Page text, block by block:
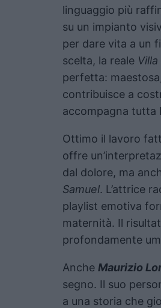
linguaggio più
su un impianto
per dare vita a un
scelta, la reale
perfetta:
contribuisce a
accompagna tutta
Ottimo il lavoro
offre
dal dolore, ma
Samuel. L’attrice
playlist emotiva
maternità. Il
profondamente
Anche Maurizio
segno. Il suo
a una storia che